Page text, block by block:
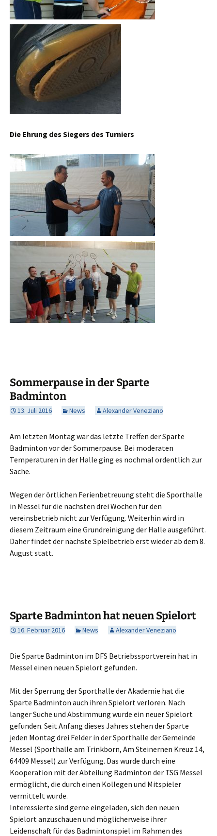
Die Ehrung des Siegers des Turniers
Sommerpause in der Sparte
Badminton
13. Juli 2016 News Alexander Veneziano
Am letzten Montag war das letzte Treffen der Sparte
Badminton vor der Sommerpause. Bei moderaten
Temperaturen in der Halle ging es nochmal ordentlich zur
Sache.
Wegen der örtlichen Ferienbetreuung steht die Sporthalle
in Messel für die nächsten drei Wochen für den
vereinsbetrieb nicht zur Verfügung. Weiterhin wird in
diesem Zeitraum eine Grundreinigung der Halle ausgeführt.
Daher findet der nächste Spielbetrieb erst wieder ab dem 8.
August statt.
Sparte Badminton hat neuen Spielort
16. Februar 2016 News Alexander Veneziano
Die Sparte Badminton im DFS Betriebssportverein hat in
Messel einen neuen Spielort gefunden.
​Mit der Sperrung der Sporthalle der Akademie hat die
Sparte Badminton auch ihren Spielort verloren. Nach
langer Suche und Abstimmung wurde ein neuer Spielort
gefunden. Seit Anfang dieses Jahres stehen der Sparte
jeden Montag drei Felder in der Sporthalle der Gemeinde
Messel (Sporthalle am Trinkborn, Am Steinernen Kreuz 14,
64409 Messel) zur Verfügung. Das wurde durch eine
Kooperation mit der Abteilung Badminton der TSG Messel
ermöglicht, die durch einen Kollegen und Mitspieler
vermittelt wurde.
Interessierte sind gerne eingeladen, sich den neuen
Spielort anzuschauen und möglicherweise ihrer
Leidenschaft für das Badmintonspiel im Rahmen des